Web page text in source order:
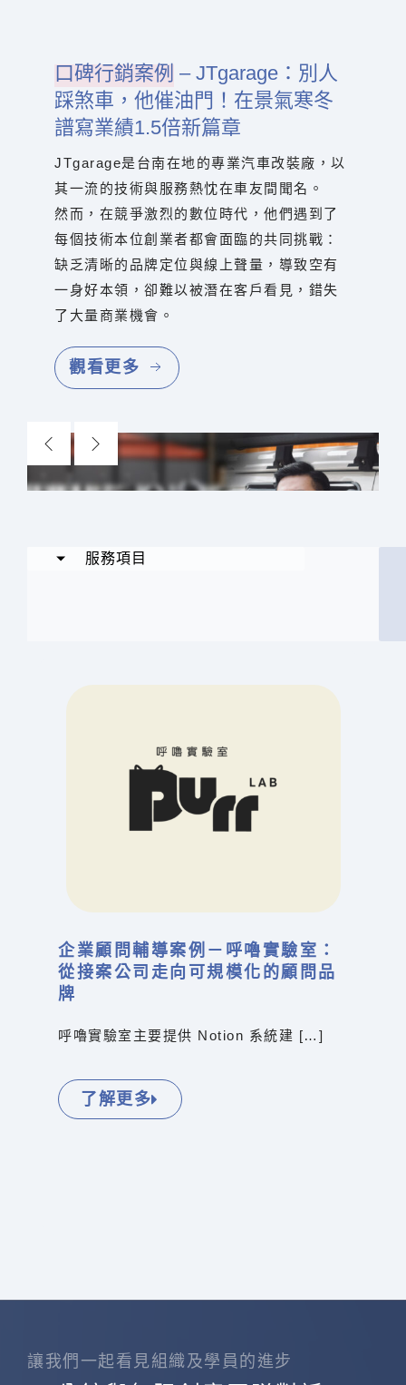
口碑行銷案例 – JTgarage：別人
踩煞車，他催油門！在景氣寒冬
譜寫業績1.5倍新篇章
JTgarage是台南在地的專業汽車改裝廠，以
其一流的技術與服務熱忱在車友間聞名。
然而，在競爭激烈的數位時代，他們遇到了
每個技術本位創業者都會面臨的共同挑戰：
缺乏清晰的品牌定位與線上聲量，導致空有
一身好本領，卻難以被潛在客戶看見，錯失
了大量商業機會。
觀看更多
服務項目
企業顧問輔導案例－呼嚕實驗室：
從接案公司走向可規模化的顧問品
牌
呼嚕實驗室主要提供 Notion 系統建 […]
了解更多
讓我們一起看見組織及學員的進步